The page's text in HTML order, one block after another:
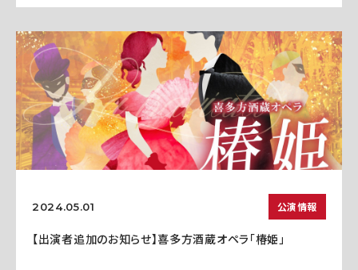
2024.05.01 公演情報
【出演者追加のお知らせ】喜多方酒蔵オペラ「椿姫」